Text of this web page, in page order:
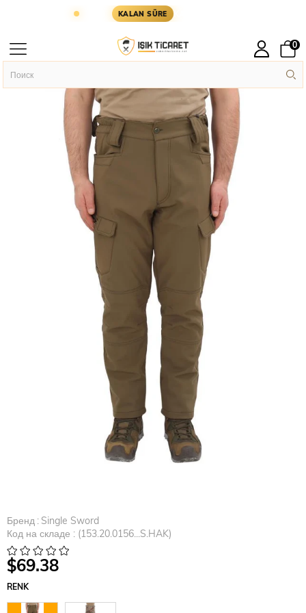
KALAN SÜRE KARGOYA YETİŞMESİ İÇİN
0
Главная
Бренд : Single Sword
Код на складе
(153.20.0156...S.HAK)
$69.38
RENK